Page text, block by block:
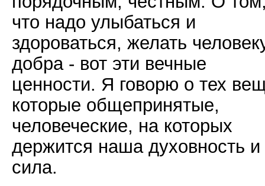
что надо улыбаться и
здороваться, желать
добра - вот эти вечные
ценности. Я говорю о тех
которые общепринятые,
человеческие, на которых
держится наша духовность и
сила.